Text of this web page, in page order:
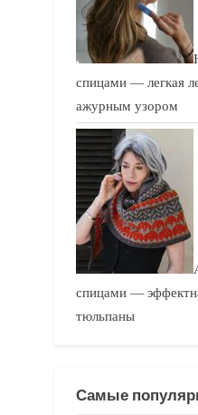
спицами — легкая
ажурным узором
спицами —
тюльпаны
Самые